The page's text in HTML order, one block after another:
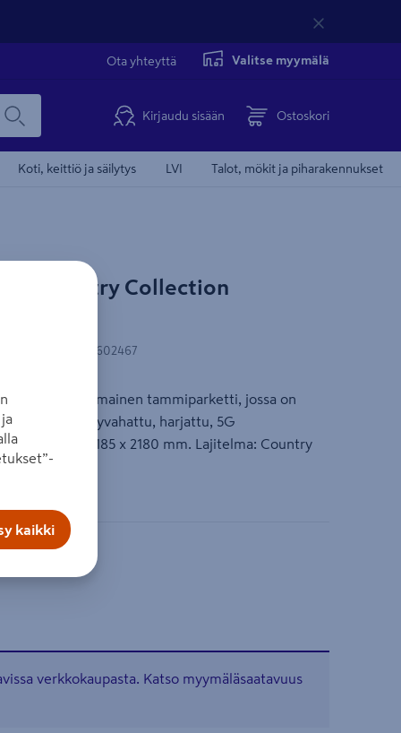
Ota yhteyttä Valitse myymälä
Kirjaudu sisään Ostoskori
Koti, keittiö ja säilytys LVI Talot, mökit ja piharakennukset
Country Collection
6438071602467
sävyinen kotimainen tammiparketti, jossa on
Parketti on öljyvahattu, harjattu, 5G
Mitat 14 x 185 x 2180 mm. Lajitelma: Country
verkkokaupasta. Katso myymäläsaatavuus
kaikki